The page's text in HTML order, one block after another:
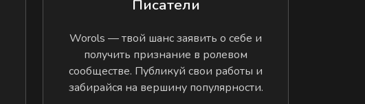
Писатели
Worols — твой шанс заявить о себе и
получить признание в ролевом
сообществе. Публикуй свои работы и
забирайся на вершину популярности.